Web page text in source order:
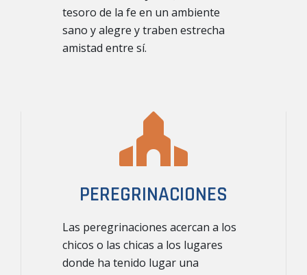
tesoro de la fe en un ambiente
sano y alegre y traben estrecha
amistad entre sí.
PEREGRINACIONES
Las peregrinaciones acercan a los
chicos o las chicas a los lugares
donde ha tenido lugar una